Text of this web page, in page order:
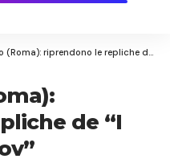
Resizer
riprendono le repliche de “I fratelli Karamazov”
de “I